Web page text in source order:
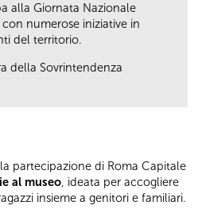
alla Giornata Nazionale
numerose iniziative in
del territorio.
della Sovrintendenza
partecipazione di Roma Capitale
al museo, ideata per accogliere
insieme a genitori e familiari.